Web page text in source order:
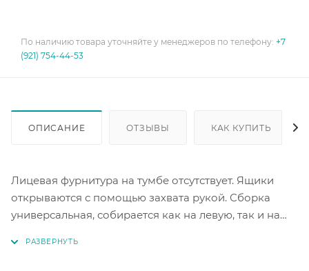
По наличию товара уточняйте у менеджеров по телефону: +7
(921) 754-44-53
ОПИСАНИЕ ОТЗЫВЫ КАК КУПИТЬ
Лицевая фурнитура на тумбе отсутствует. Ящики
открываются с помощью захвата рукой. Сборка
универсальная, собирается как на левую, так и на